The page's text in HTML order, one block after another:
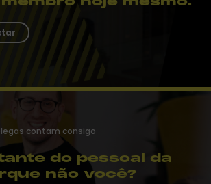
contam consigo
do pessoal da
não você?